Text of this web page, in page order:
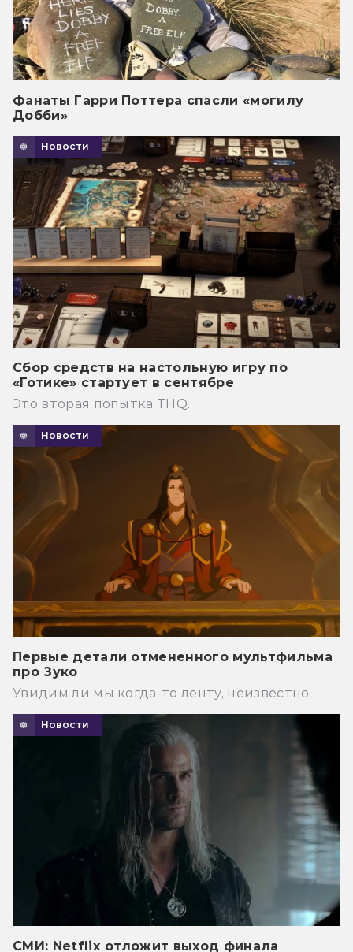
Фанаты Гарри Поттера спасли «могилу
Добби»
Новости
Сбор средств на настольную игру по
«Готике» стартует в сентябре
Это вторая попытка THQ.
Новости
Первые детали отмененного мультфильма
про Зуко
Увидим ли мы когда-то ленту, неизвестно.
Новости
СМИ: Netflix отложит выход финала